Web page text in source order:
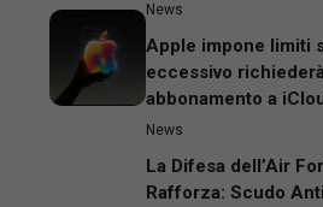
News
Apple impone limiti
eccessivo
abbonamento a
News
La Difesa dell’Air
Rafforza: Scudo